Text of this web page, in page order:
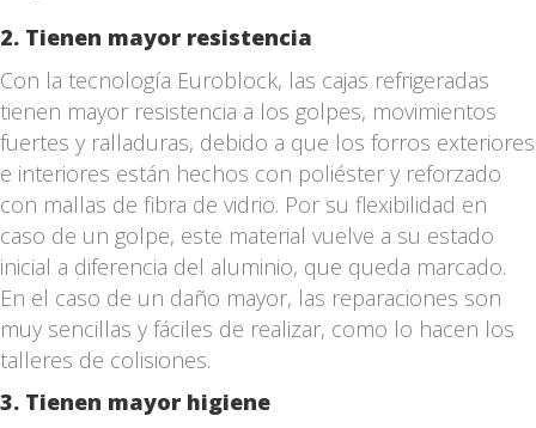
2. Tienen mayor resistencia
Con la tecnología Euroblock, las cajas refrigeradas
tienen mayor resistencia a los golpes, movimientos
fuertes y ralladuras, debido a que los forros exteriores
e interiores están hechos con poliéster y reforzado
con mallas de fibra de vidrio. Por su flexibilidad en
caso de un golpe, este material vuelve a su estado
inicial a diferencia del aluminio, que queda marcado.
En el caso de un daño mayor, las reparaciones son
muy sencillas y fáciles de realizar, como lo hacen los
talleres de colisiones.
3. Tienen mayor higiene